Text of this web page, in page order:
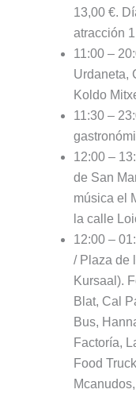
13,00 €.
atracción
11:00 –
Urdaneta,
Koldo
11:30 –
12:00 –
de San
música el
la calle
12:00 –
/ Plaza de
Kursaal).
Blat, Cal
Bus,
Factoría,
Food